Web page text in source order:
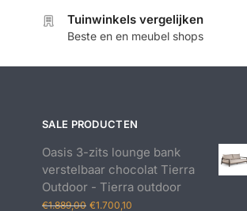
Tuinwinkels vergelijken
Beste en en meubel shops
SALE PRODUCTEN
Oasis 3-zits lounge bank
verstelbaar chocolat Tierra
Outdoor - Tierra outdoor
€1.889,00 Oorspronkelijke
€1.700,10